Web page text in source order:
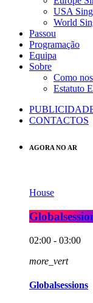
USA
World
Passou
Programação
Equipa
Sobre
Como
Estatuto
CONTACTOS
AGORA NO AR
House
02:00 - 03:00
more_vert
Globalsessions